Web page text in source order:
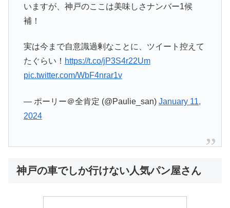
いますが、神戸のここは美味しさナンバー1候
補！
実は今まで自意識過剰なことに、ツイート控えて
たぐらい！ https://t.co/jP3S4r22Um
pic.twitter.com/WbF4nrar1v
— ポーリー＠全肯定 (@Paulie_san) January 11,
2024
神戸の車でしか行けない人気パン屋さん